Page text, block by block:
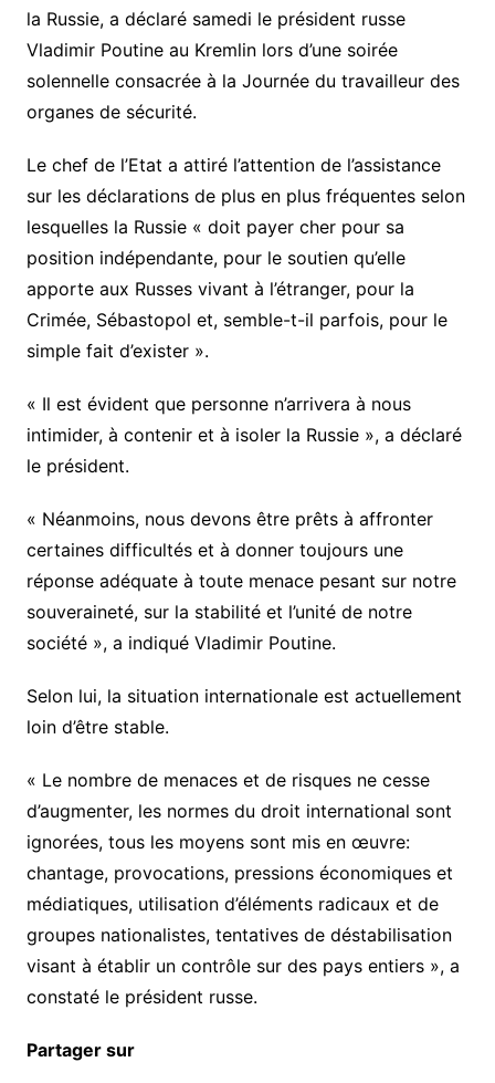
la Russie, a déclaré samedi le président russe
Vladimir Poutine au Kremlin lors d’une soirée
solennelle consacrée à la Journée du travailleur des
organes de sécurité.
Le chef de l’Etat a attiré l’attention de l’assistance
sur les déclarations de plus en plus fréquentes selon
lesquelles la Russie « doit payer cher pour sa
position indépendante, pour le soutien qu’elle
apporte aux Russes vivant à l’étranger, pour la
Crimée, Sébastopol et, semble-t-il parfois, pour le
simple fait d’exister ».
« Il est évident que personne n’arrivera à nous
intimider, à contenir et à isoler la Russie », a déclaré
le président.
« Néanmoins, nous devons être prêts à affronter
certaines difficultés et à donner toujours une
réponse adéquate à toute menace pesant sur notre
souveraineté, sur la stabilité et l’unité de notre
société », a indiqué Vladimir Poutine.
Selon lui, la situation internationale est actuellement
loin d’être stable.
« Le nombre de menaces et de risques ne cesse
d’augmenter, les normes du droit international sont
ignorées, tous les moyens sont mis en œuvre:
chantage, provocations, pressions économiques et
médiatiques, utilisation d’éléments radicaux et de
groupes nationalistes, tentatives de déstabilisation
visant à établir un contrôle sur des pays entiers », a
constaté le président russe.
Partager sur